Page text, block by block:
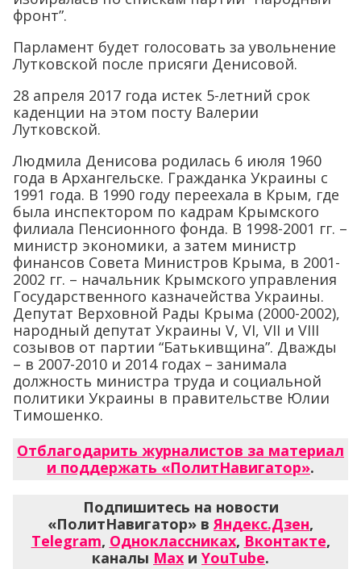
фронт”.
Парламент будет голосовать за увольнение
Лутковской после присяги Денисовой.
28 апреля 2017 года истек 5-летний срок
каденции на этом посту Валерии
Лутковской.
Людмила Денисова родилась 6 июля 1960
года в Архангельске. Гражданка Украины с
1991 года. В 1990 году переехала в Крым, где
была инспектором по кадрам Крымского
филиала Пенсионного фонда. В 1998-2001 гг. –
министр экономики, а затем министр
финансов Совета Министров Крыма, в 2001-
2002 гг. – начальник Крымского управления
Государственного казначейства Украины.
Депутат Верховной Рады Крыма (2000-2002),
народный депутат Украины V, VI, VII и VIII
созывов от партии “Батькивщина”. Дважды
– в 2007-2010 и 2014 годах – занимала
должность министра труда и социальной
политики Украины в правительстве Юлии
Тимошенко.
Отблагодарить журналистов за материал
и поддержать «ПолитНавигатор».
Подпишитесь на новости
«ПолитНавигатор» вЯндекс.Дзен,
Telegram, Одноклассниках, Вконтакте,
каналы Max и YouTube.